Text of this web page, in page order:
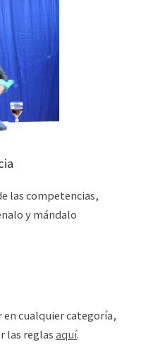
las competencias,
y mándalo
cualquier categoría,
las reglas aquí.